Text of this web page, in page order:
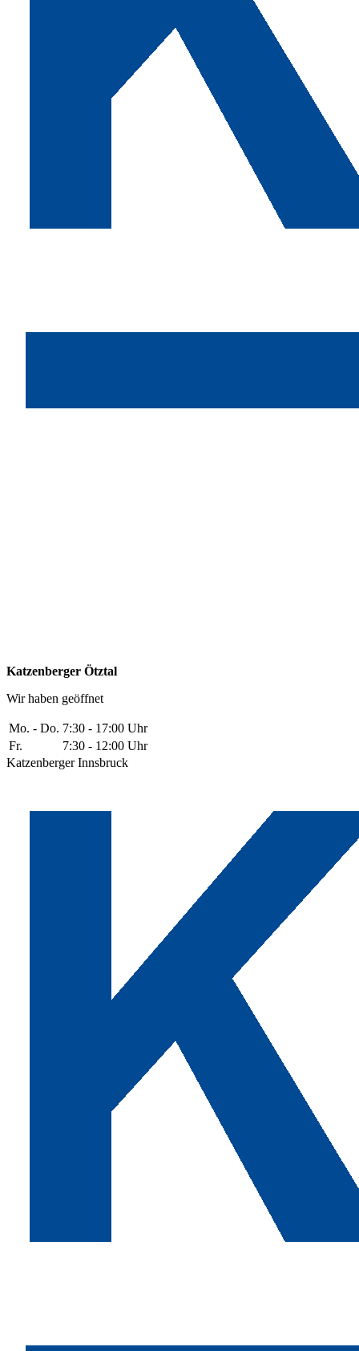
Katzenberger Ötztal
Wir haben geöffnet
Mo. - Do. 7:30 - 17:00 Uhr
Fr.
7:30 - 12:00 Uhr
Katzenberger Innsbruck